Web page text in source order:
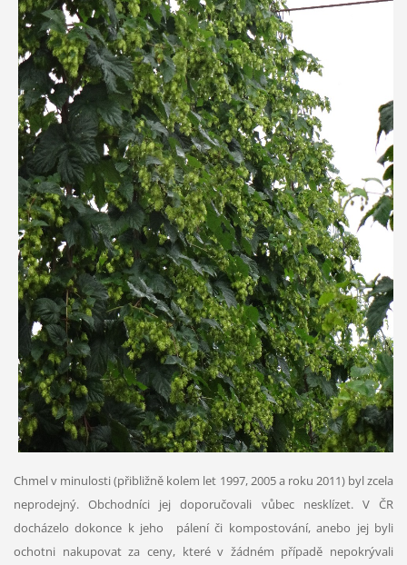
Chmel v minulosti (přibližně kolem let 1997, 2005 a roku 2011) byl zcela
neprodejný. Obchodníci jej doporučovali vůbec nesklízet. V ČR
docházelo dokonce k jeho pálení či kompostování, anebo jej byli
ochotni nakupovat za ceny, které v žádném případě nepokrývali